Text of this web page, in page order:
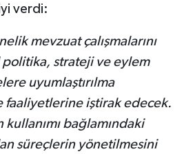
verdi:
mevzuat çalışmalarını
politika, strateji ve eylem
uyumlaştırılma
faaliyetlerine iştirak edecek.
bağlamındaki
süreçlerin yönetilmesini